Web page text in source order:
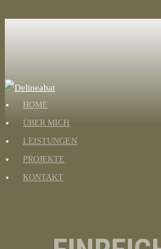
HOME
ÜBER MICH
LEISTUNGEN
PROJEKTE
KONTAKT